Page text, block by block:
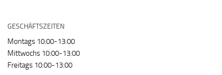
GESCHÄFTSZEITEN
Montags 10:00-13:00
Mittwochs 10:00-13:00
Freitags 10:00-13:00